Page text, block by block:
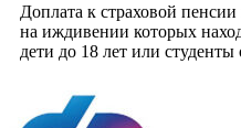
Доплата к страховой
на иждивении которых
дети до 18 лет или